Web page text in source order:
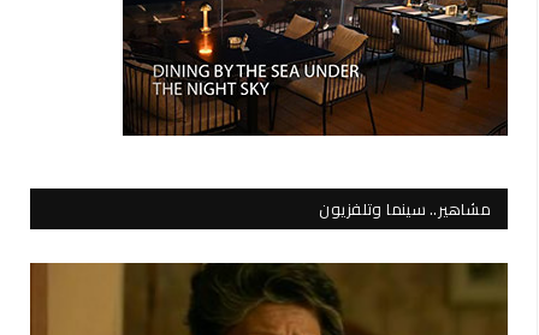
مشاهير.. سينما وتلفزيون